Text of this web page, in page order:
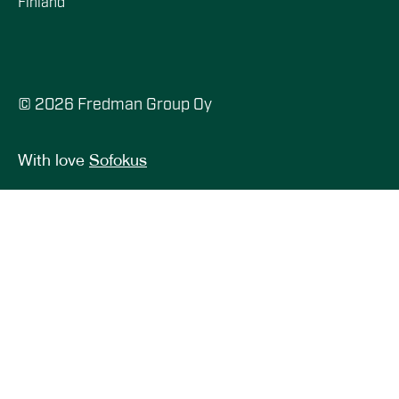
Finland
© 2026 Fredman Group Oy
With love Sofokus